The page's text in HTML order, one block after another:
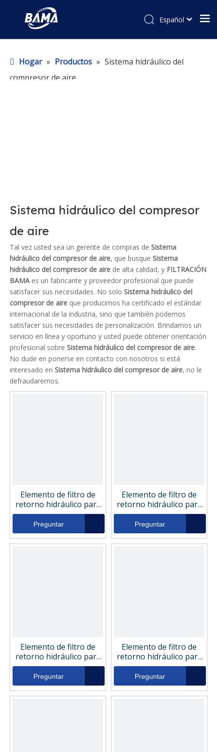
Español
Hogar » Productos » Sistema hidráulico del
compresor de aire
Sistema hidráulico del compresor
de aire
Tal vez usted sea un gerente de compras de Sistema
hidráulico del compresor de aire, que busque Sistema
hidráulico del compresor de aire de alta calidad, y FILTRACIÓN
BAMAes un fabricante y proveedor profesional que puede
satisfacer sus necesidades. No solo Sistema hidráulico del
compresor de aire que producimos ha certificado el estándar
internacional de la industria, sino que también podemos
satisfacer sus necesidades de personalización. Brindamos un
servicio en línea y oportuno y usted puede obtener orientación
profesional sobre Sistema hidráulico del compresor de aire.
No dude en ponerse en contacto con nosotros si está
interesado en Sistema hidráulico del compresor de aire, no le
defraudaremos.
Elemento de filtro de
retorno hidráulico para
compresor de aire
Sistema hidráulico
321887
Preguntar
Elemento de filtro de
retorno hidráulico para
compresor de aire
Sistema hidráulico
FILPRO FP10-45398
Preguntar
Elemento de filtro de
retorno hidráulico para
compresor de aire
Sistema hidráulico
FILPRO RTFE3360
Preguntar
Elemento de filtro de
retorno hidráulico para
compresor de aire
Sistema hidráulico
FXRB1M60
Preguntar